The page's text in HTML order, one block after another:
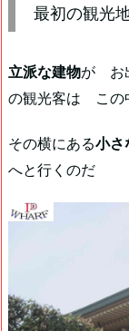
最初の観光
立派な建物が お
の観光客は この
その横にある小さ
へと行くのだ